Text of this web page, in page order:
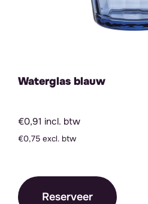
Waterglas blauw
€0,91 incl. btw
€0,75 excl. btw
Reserveer